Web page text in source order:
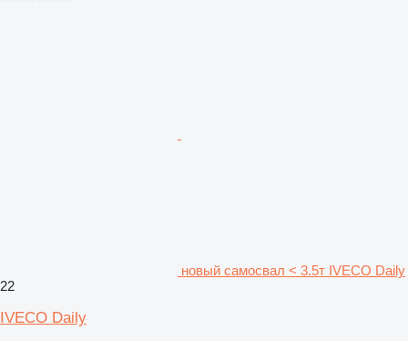
новый самосвал < 3.5т IVECO Daily
22
IVECO Daily